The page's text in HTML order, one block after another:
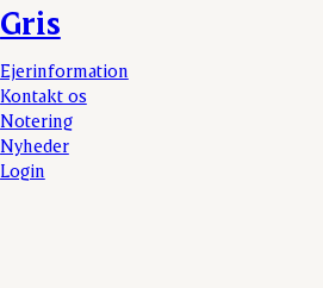
Gris
Ejerinformation
Kontakt os
Notering
Nyheder
Login